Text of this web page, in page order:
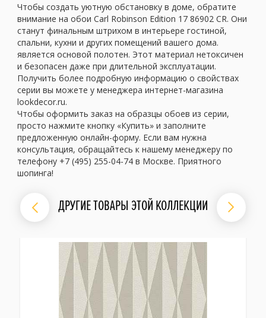
Чтобы создать уютную обстановку в доме, обратите
внимание на обои Carl Robinson Edition 17 86902 CR. Они
станут финальным штрихом в интерьере гостиной,
спальни, кухни и других помещений вашего дома.
является основой полотен. Этот материал нетоксичен
и безопасен даже при длительной эксплуатации.
Получить более подробную информацию о свойствах
серии вы можете у менеджера интернет-магазина
lookdecor.ru.
Чтобы оформить заказ на образцы обоев из серии,
просто нажмите кнопку «Купить» и заполните
предложенную онлайн-форму. Если вам нужна
консультация, обращайтесь к нашему менеджеру по
телефону +7 (495) 255-04-74 в Москве. Приятного
шопинга!
ДРУГИЕ ТОВАРЫ ЭТОЙ КОЛЛЕКЦИИ